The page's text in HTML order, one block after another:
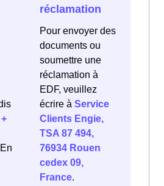
réclamation
Pour envoyer des
documents ou
soumettre une
réclamation à
EDF, veuillez
écrire à Service
Clients Engie,
TSA 87 494,
76934 Rouen
cedex 09,
France.